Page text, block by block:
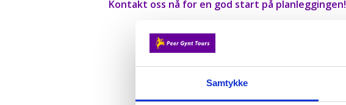
Samtykke
Kontakt oss nå for en god start på planleggingen!
Se her for flere korturer!